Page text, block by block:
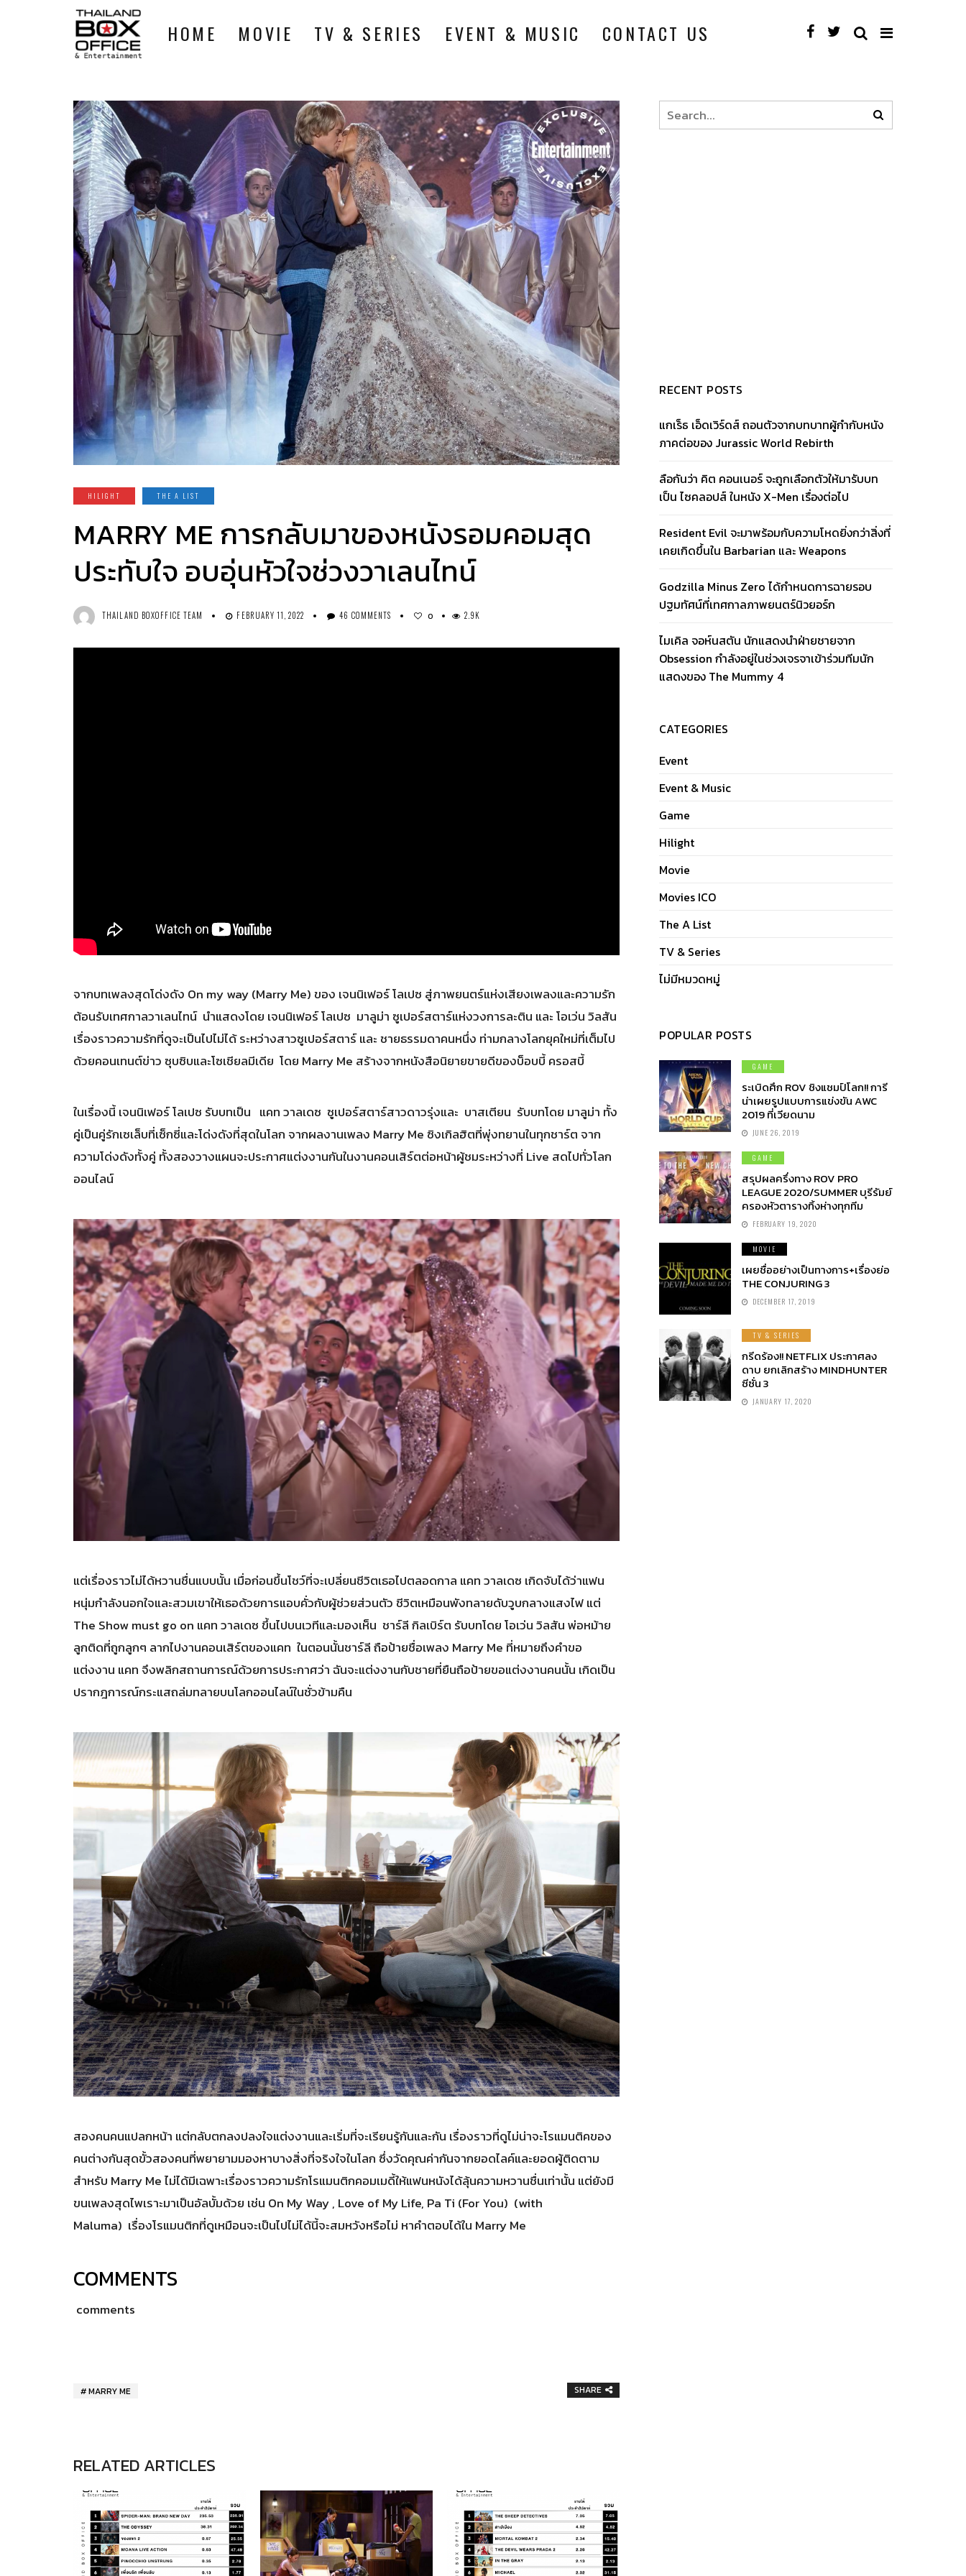
HOME MOVIE TV & SERIES EVENT & MUSIC CONTACT US
HILIGHT THE A LIST
MARRY ME การกลับมาของหนังรอมคอมสุด
ประทับใจ อบอุ่นหัวใจช่วงวาเลนไทน์
THAILAND BOXOFFICE TEAM FEBRUARY 11, 2022 46 COMMENTS 0 2.9K
จากบทเพลงสุดโด่งดัง On my way (Marry Me) ของ เจนนิเฟอร์ โลเปซ สู่ภาพยนตร์แห่งเสียงเพลงและความรัก
ต้อนรับเทศกาลวาเลนไทน์ นำแสดงโดย เจนนิเฟอร์ โลเปซ มาลูม่า ซูเปอร์สตาร์แห่งวงการละติน และ โอเว่น วิลสัน
เรื่องราวความรักที่ดูจะเป็นไปไม่ได้ ระหว่างสาวซูเปอร์สตาร์ และ ชายธรรมดาคนหนึ่ง ท่ามกลางโลกยุคใหม่ที่เต็มไป
ด้วยคอนเทนต์ข่าว ซุบซิบและโซเชียลมีเดีย โดย Marry Me สร้างจากหนังสือนิยายขายดีของบ็อบบี้ ครอสบี้
ในเรื่องนี้ เจนนิเฟอร์ โลเปซ รับบทเป็น แคท วาลเดซ ซูเปอร์สตาร์สาวดาวรุ่งและ บาสเตียน รับบทโดย มาลูม่า ทั้ง
คู่เป็นคู่รักเซเล็บที่เซ็กซี่และโด่งดังที่สุดในโลก จากผลงานเพลง Marry Me ซิงเกิลฮิตที่พุ่งทยานในทุกชาร์ต จาก
ความโด่งดังทั้งคู่ ทั้งสองวางแผนจะประกาศแต่งงานกันในงานคอนเสิร์ตต่อหน้าผู้ชมระหว่างที่ Live สดไปทั่วโลก
ออนไลน์
แต่เรื่องราวไม่ได้หวานชื่นแบบนั้น เมื่อก่อนขึ้นโชว์ที่จะเปลี่ยนชีวิตเธอไปตลอดกาล แคท วาลเดซ เกิดจับได้ว่าแฟน
หนุ่มกำลังนอกใจและสวมเขาให้เธอด้วยการแอบคั่วกับผู้ช่วยส่วนตัว ชีวิตเหมือนพังทลายดับวูบกลางแสงไฟ แต่
The Show must go on แคท วาลเดซ ขึ้นไปบนเวทีและมองเห็น ชาร์ลี กิลเบิร์ต รับบทโดย โอเว่น วิลสัน พ่อหม้าย
ลูกติดที่ถูกลูกๆ ลากไปงานคอนเสิร์ตของแคท ในตอนนั้นชาร์ลี ถือป้ายชื่อเพลง Marry Me ที่หมายถึงคำขอ
แต่งงาน แคท จึงพลิกสถานการณ์ด้วยการประกาศว่า ฉันจะแต่งงานกับชายที่ยืนถือป้ายขอแต่งงานคนนั้น เกิดเป็น
ปรากฎการณ์กระแสถล่มทลายบนโลกออนไลน์ในชั่วข้ามคืน
สองคนคนแปลกหน้า แต่กลับตกลงปลงใจแต่งงานและเริ่มที่จะเรียนรู้กันและกัน เรื่องราวที่ดูไม่น่าจะโรแมนติคของ
คนต่างกันสุดขั้วสองคนที่พยายามมองหาบางสิ่งที่จริงใจในโลก ซึ่งวัดคุณค่ากันจากยอดไลค์และยอดผู้ติดตาม
สำหรับ Marry Me ไม่ได้มีเฉพาะเรื่องราวความรักโรแมนติกคอมเมดี้ให้แฟนหนังได้ลุ้นความหวานชื่นเท่านั้น แต่ยังมี
ขนเพลงสุดไพเราะมาเป็นอัลบั้มด้วย เช่น On My Way , Love of My Life, Pa Ti (For You) (with
Maluma) เรื่องโรแมนติกที่ดูเหมือนจะเป็นไปไม่ได้นี้จะสมหวังหรือไม่ หาคำตอบได้ใน Marry Me
COMMENTS
comments
MARRY ME SHARE
RELATED ARTICLES
RECENT POSTS
แกเร็ธ เอ็ดเวิร์ดส์ ถอนตัวจากบทบาทผู้กำกับหนัง
ภาคต่อของ Jurassic World Rebirth
ลือกันว่า คิต คอนเนอร์ จะถูกเลือกตัวให้มารับบท
เป็น ไซคลอปส์ ในหนัง X-Men เรื่องต่อไป
Resident Evil จะมาพร้อมกับความโหดยิ่งกว่าสิ่งที่
เคยเกิดขึ้นใน Barbarian และ Weapons
Godzilla Minus Zero ได้กำหนดการฉายรอบ
ปฐมทัศน์ที่เทศกาลภาพยนตร์นิวยอร์ก
ไมเคิล จอห์นสตัน นักแสดงนำฝ่ายชายจาก
Obsession กำลังอยู่ในช่วงเจรจาเข้าร่วมทีมนัก
แสดงของ The Mummy 4
CATEGORIES
Event
Event & Music
Game
Hilight
Movie
Movies ICO
The A List
TV & Series
ไม่มีหมวดหมู่
POPULAR POSTS
GAME
ระเบิดศึก ROV ชิงแชมป์โลก!! การี
น่าเผยรูปแบบการแข่งขัน AWC
2019 ที่เวียดนาม
JUNE 26, 2019
GAME
สรุปผลครึ่งทาง ROV PRO
LEAGUE 2020/SUMMER บุรีรัมย์
ครองหัวตารางทิ้งห่างทุกทีม
FEBRUARY 19, 2020
MOVIE
เผยชื่ออย่างเป็นทางการ+เรื่องย่อ
THE CONJURING 3
DECEMBER 17, 2019
TV & SERIES
กรีดร้อง!! NETFLIX ประกาศลง
ดาบ ยกเลิกสร้าง MINDHUNTER
ซีซั่น 3
JANUARY 17, 2020